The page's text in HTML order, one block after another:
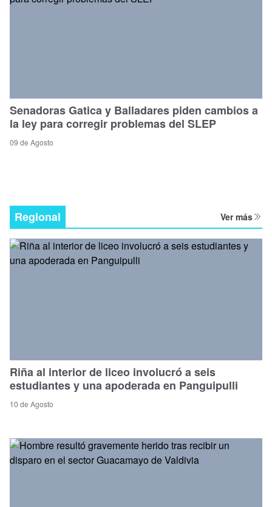
Senadoras Gatica y Balladares piden cambios a
la ley para corregir problemas del SLEP
09 de Agosto
Regional Ver más
Riña al interior de liceo involucró a seis
estudiantes y una apoderada en Panguipulli
10 de Agosto